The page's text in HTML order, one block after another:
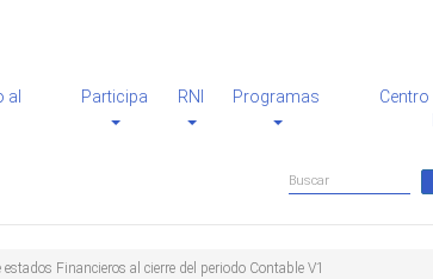
al
Participa RNI Programas
de
búsqueda
Financieros al cierre del periodo Contable V1